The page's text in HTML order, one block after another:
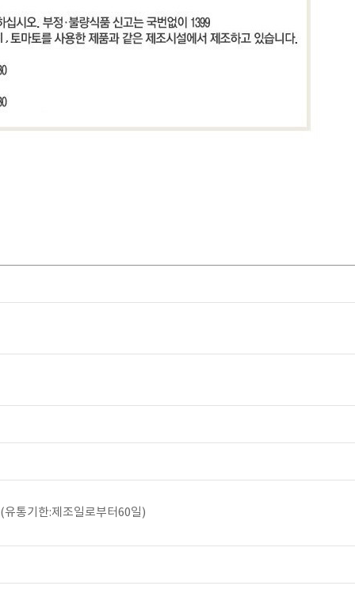
유통기한:제조일로부터60일)